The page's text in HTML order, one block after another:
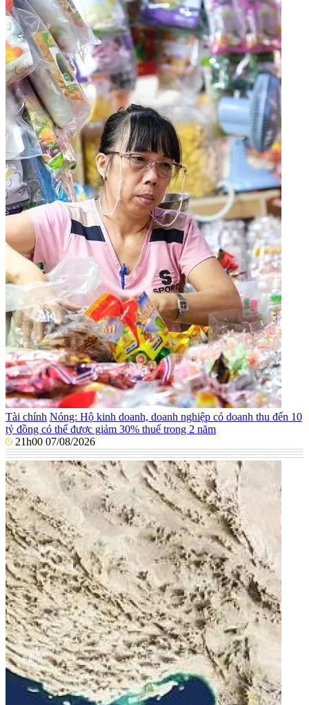
Tài chính Nóng: Hộ kinh doanh, doanh nghiệp có doanh thu đến 10
tỷ đồng có thể được giảm 30% thuế trong 2 năm
21h00 07/08/2026